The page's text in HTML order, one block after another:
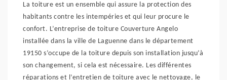
La toiture est un ensemble qui assure la protection des
habitants contre les intempéries et qui leur procure le
confort. L’entreprise de toiture Couverture Angelo
installée dans la ville de Laguenne dans le département
19150 s’occupe de la toiture depuis son installation jusqu’à
son changement, si cela est nécessaire. Les différentes
réparations et l’entretien de toiture avec le nettoyage, le